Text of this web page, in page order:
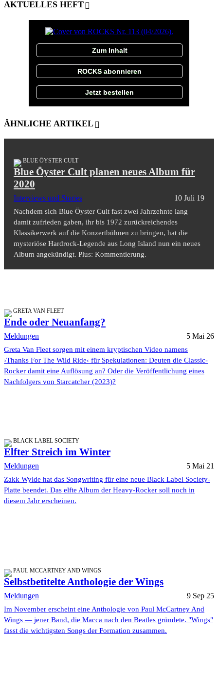
AKTUELLES HEFT
Zum Inhalt
ROCKS abonnieren
Jetzt bestellen
ÄHNLICHE ARTIKEL
BLUE ÖYSTER CULT
Blue Öyster Cult planen neues Album für
2020
Interviews und Stories 10 Juli 19
Nachdem sich Blue Öyster Cult fast zwei Jahrzehnte lang
damit zufrieden gaben, ihr bis 1972 zurückreichendes
Klassikerwerk auf die Konzertbühnen zu bringen, hat die
mysteriöse Hardrock-Legende aus Long Island nun ein neues
Album angekündigt. Plus: Kommentierung.
GRETA VAN FLEET
Ende oder Neuanfang?
Meldungen 5 Mai 26
Greta Van Fleet sorgen mit einem kryptischen Video namens
›Thanks For The Wild Ride‹ für Spekulationen: Deuten die Classic-
Rocker damit eine Auflösung an? Oder die Veröffentlichung eines
Nachfolgers von Starcatcher (2023)?
BLACK LABEL SOCIETY
Elfter Streich im Winter
Meldungen 5 Mai 21
Zakk Wylde hat das Songwriting für eine neue Black Label Society-
Platte beendet. Das elfte Album der Heavy-Rocker soll noch in
diesem Jahr erscheinen.
PAUL MCCARTNEY AND WINGS
Selbstbetitelte Anthologie der Wings
Meldungen 9 Sep 25
Im November erscheint eine Anthologie von Paul McCartney And
Wings — jener Band, die Macca nach den Beatles gründete. "Wings"
fasst die wichtigsten Songs der Formation zusammen.